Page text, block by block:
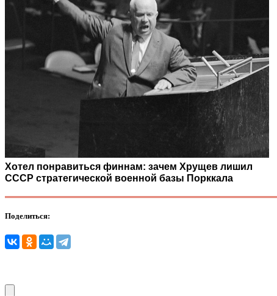
Хотел понравиться финнам: зачем Хрущев лишил
СССР стратегической военной базы Порккала
Поделиться: